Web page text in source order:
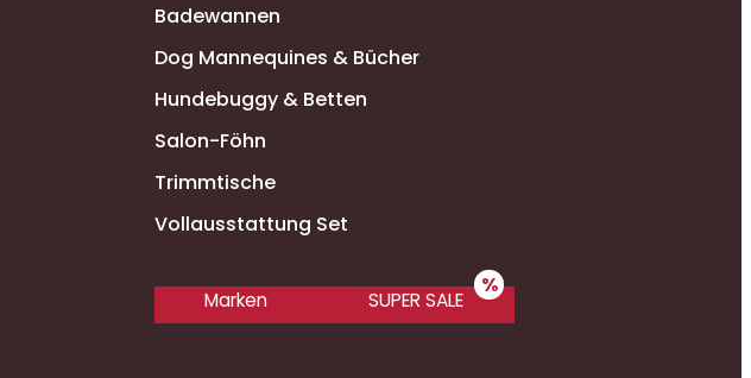
Badewannen
Dog Mannequines & Bücher
Hundebuggy & Betten
Salon-Föhn
Trimmtische
Vollausstattung Set
Marken SUPER SALE